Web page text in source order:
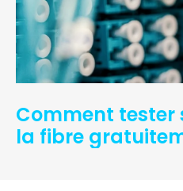
Comment tester
la fibre